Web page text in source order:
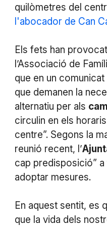
quilòmetres del
l'abocador de Can
Els fets han
l’Associació de
que en un
que demanen la
alternatiu per als
circulin en els
centre”. Segons la
reunió recent, l’
cap predisposició”
adoptar mesures.
En aquest sentit, es
que la vida dels